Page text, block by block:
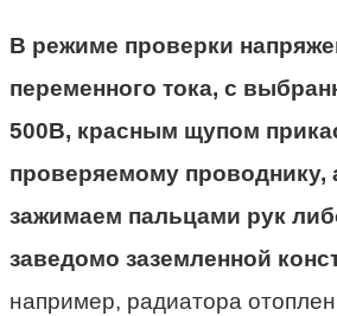
В режиме проверки
переменного тока, с
500В, красным щупом
проверяемому
зажимаем пальцами рук
заведомо заземленной
например, радиатора